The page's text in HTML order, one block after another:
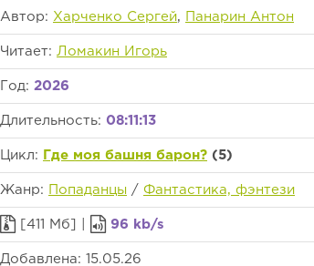
Автор: Харченко Сергей, Панарин Антон
Читает: Ломакин Игорь
Год: 2026
Длительность: 08:11:13
Цикл: Где моя башня барон? (5)
Жанр: Попаданцы / Фантастика, фэнтези
[411 Мб] | 96 kb/s
Добавлена: 15.05.26